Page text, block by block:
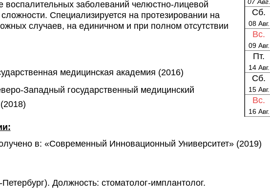
07 Авг.
Сб.
08 Авг.
Вс.
09 Авг.
Пт.
14 Авг.
Сб.
15 Авг.
Вс.
16 Авг.
воспалительных заболеваний челюстно-лицевой
Специализируется на протезировании на
случаев, на единичном и при полном отсутствии
медицинская академия (2016)
Западный государственный медицинский
в: «Современный Инновационный Университет» (2019)
Должность: стоматолог-имплантолог.